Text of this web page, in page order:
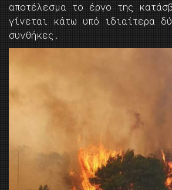
αποτέλεσμα το έργο της
γίνεται κάτω υπό ιδιαίτερα
συνθήκες.